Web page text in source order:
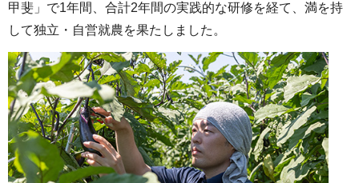
甲斐」で1年間、合計2年間の実践的な研修を経て、満を持
して独立・自営就農を果たしました。